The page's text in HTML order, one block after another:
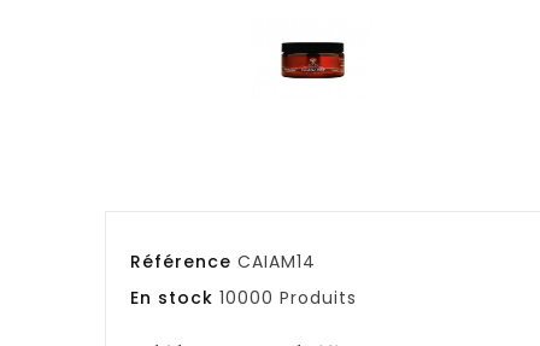
Référence CAIAM14
En stock 10000 Produits